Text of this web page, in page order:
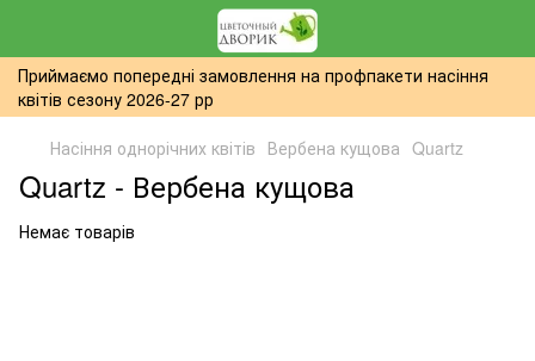
Приймаємо попередні замовлення на профпакети насіння
квітів сезону 2026-27 рр
Насіння однорічних квітів Вербена кущова Quartz
Quartz - Вербена кущова
Немає товарів